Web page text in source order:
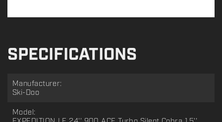
SPECIFICATIONS
Manufacturer:
Ski-Doo
Model: